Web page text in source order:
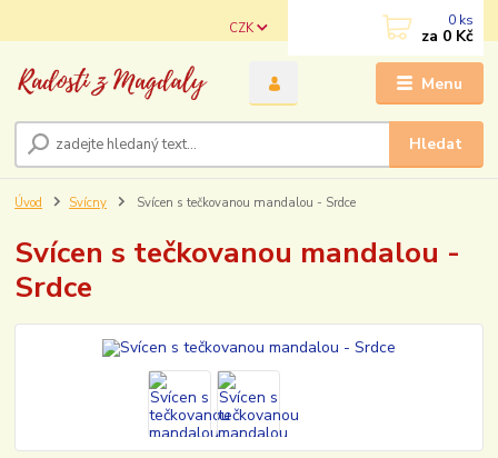
Menu
CZK
Hledat
0 ks
za 0 Kč
Úvod Svícny Svícen s tečkovanou mandalou - Srdce
Svícen s tečkovanou mandalou -
Srdce